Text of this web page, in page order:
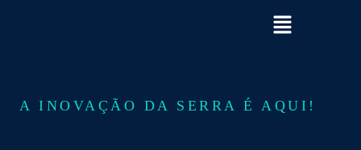
A INOVAÇÃO DA SERRA É AQUI!